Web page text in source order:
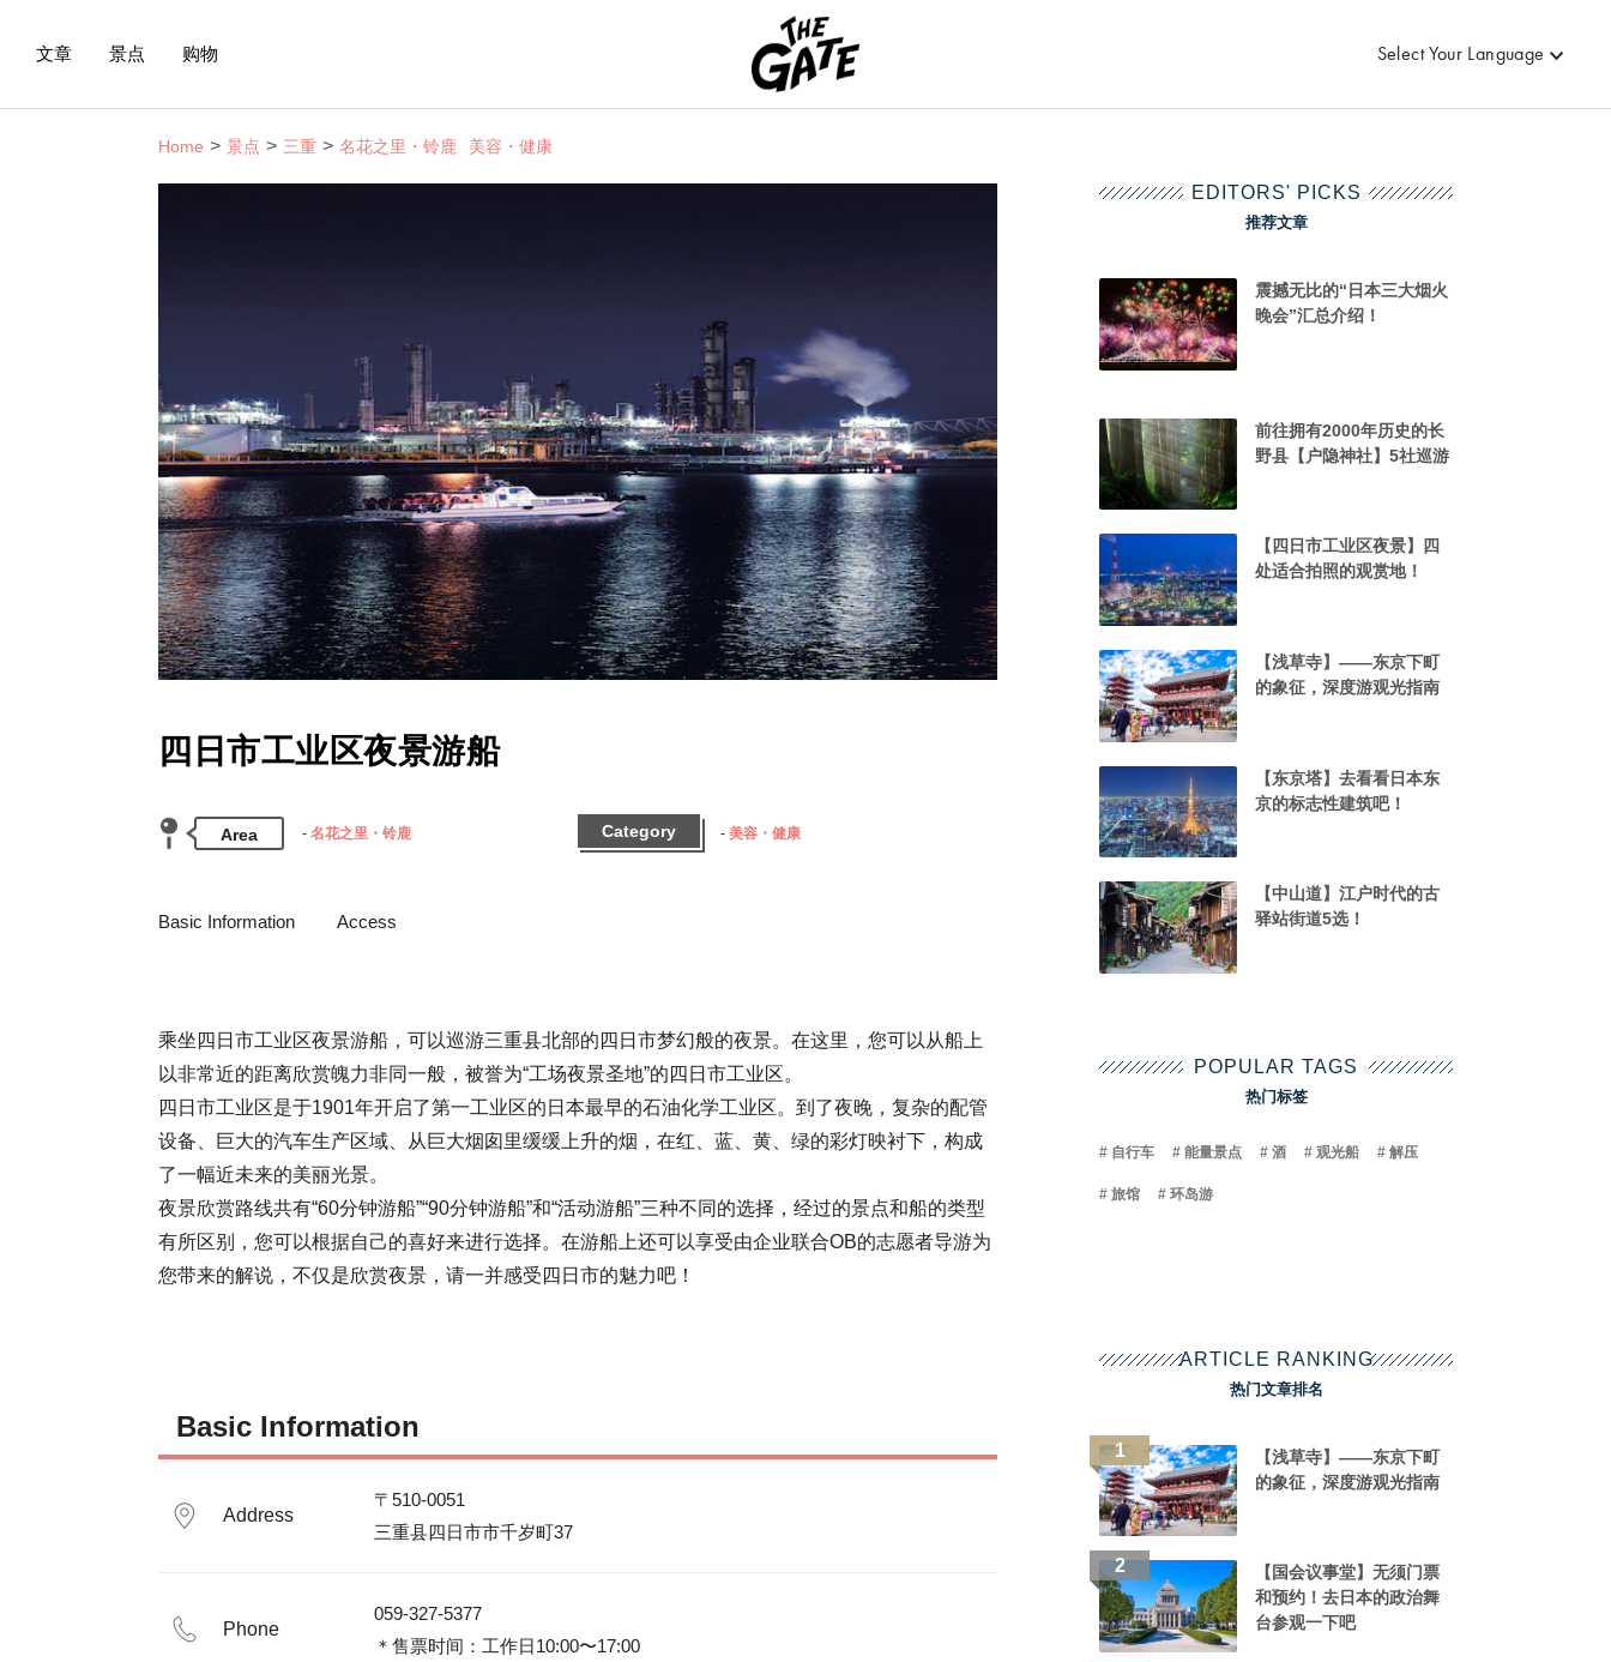
文章 景点 购物 Select Your Language
Home 景点 三重 名花之里・铃鹿 美容・健康
四日市工业区夜景游船
Area 名花之里・铃鹿 Category 美容・健康
Basic Information Access
乘坐四日市工业区夜景游船，可以巡游三重县北部的四日市梦幻般的夜景。在这里，您可以从船上
以非常近的距离欣赏魄力非同一般，被誉为“工场夜景圣地”的四日市工业区。
四日市工业区是于1901年开启了第一工业区的日本最早的石油化学工业区。到了夜晚，复杂的配管
设备、巨大的汽车生产区域、从巨大烟囱里缓缓上升的烟，在红、蓝、黄、绿的彩灯映衬下，构成
了一幅近未来的美丽光景。
夜景欣赏路线共有“60分钟游船”“90分钟游船”和“活动游船”三种不同的选择，经过的景点和船的类型
有所区别，您可以根据自己的喜好来进行选择。在游船上还可以享受由企业联合OB的志愿者导游为
您带来的解说，不仅是欣赏夜景，请一并感受四日市的魅力吧！
Basic Information
Address
〒510-0051
Phone
059-327-5377
＊售票时间：工作日10:00〜17:00
EDITORS' PICKS
推荐文章
震撼无比的“日本三大烟火
晚会”汇总介绍！
前往拥有2000年历史的长
野县【户隐神社】5社巡游
【四日市工业区夜景】四
处适合拍照的观赏地！
【浅草寺】——东京下町
的象征，深度游观光指南
【东京塔】去看看日本东
京的标志性建筑吧！
【中山道】江户时代的古
驿站街道5选！
POPULAR TAGS
热门标签
自行车 能量景点 酒 观光船 解压
旅馆 环岛游
ARTICLE RANKING
热门文章排名
【浅草寺】——东京下町
的象征，深度游观光指南
【国会议事堂】无须门票
和预约！去日本的政治舞
台参观一下吧